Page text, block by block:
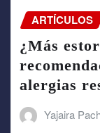
ARTÍCULOS
¿Más
alergias
Yajaira